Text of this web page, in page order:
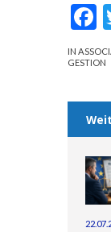
F
e
b
o
o
k
IN
GESTION